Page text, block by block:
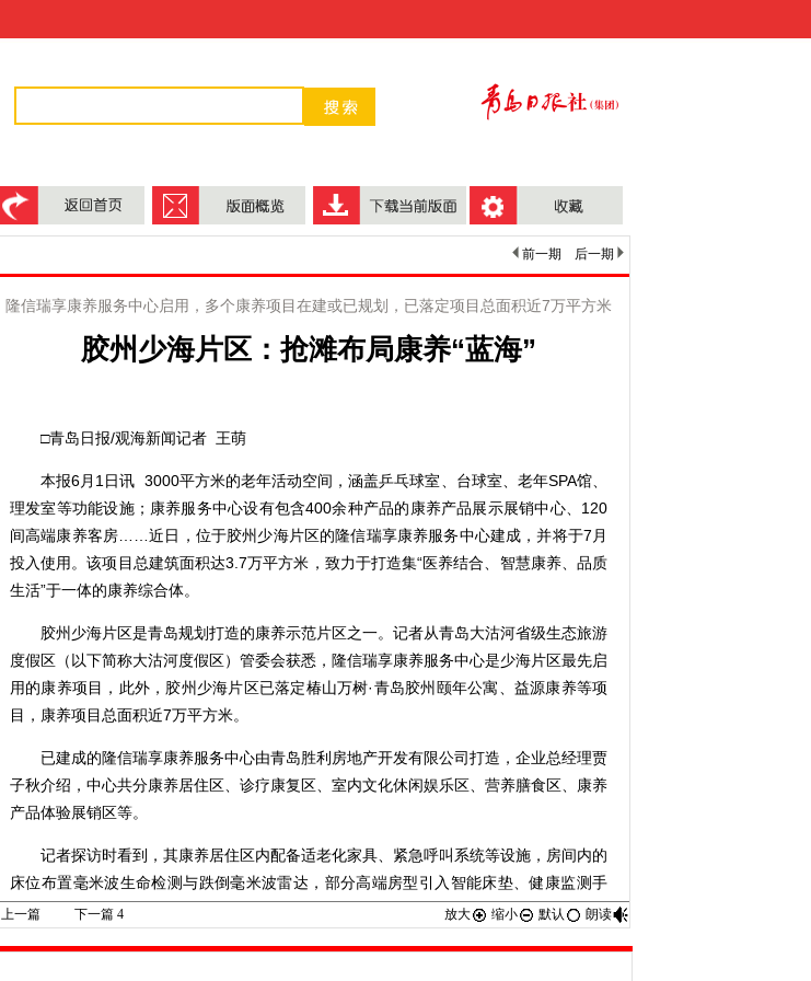
前一期 后一期
隆信瑞享康养服务中心启用，多个康养项目在建或已规划，已落定项目总面积近7万平方米
胶州少海片区：抢滩布局康养“蓝海”
□青岛日报/观海新闻记者 王萌
本报6月1日讯 3000平方米的老年活动空间，涵盖乒乓球室、台球室、老年SPA馆、
理发室等功能设施；康养服务中心设有包含400余种产品的康养产品展示展销中心、120
间高端康养客房……近日，位于胶州少海片区的隆信瑞享康养服务中心建成，并将于7月
投入使用。该项目总建筑面积达3.7万平方米，致力于打造集“医养结合、智慧康养、品质
生活”于一体的康养综合体。
胶州少海片区是青岛规划打造的康养示范片区之一。记者从青岛大沽河省级生态旅游
度假区（以下简称大沽河度假区）管委会获悉，隆信瑞享康养服务中心是少海片区最先启
用的康养项目，此外，胶州少海片区已落定椿山万树·青岛胶州颐年公寓、益源康养等项
目，康养项目总面积近7万平方米。
已建成的隆信瑞享康养服务中心由青岛胜利房地产开发有限公司打造，企业总经理贾
子秋介绍，中心共分康养居住区、诊疗康复区、室内文化休闲娱乐区、营养膳食区、康养
产品体验展销区等。
记者探访时看到，其康养居住区内配备适老化家具、紧急呼叫系统等设施，房间内的
床位布置毫米波生命检测与跌倒毫米波雷达，部分高端房型引入智能床垫、健康监测手
环，实现睡眠质量、心率等数据远程预警。
室内文化休闲娱乐区包括书画室、棋牌室、瑜伽、SPA等多功能活动厅，将定期组织
上一篇 下一篇 4 放大 缩小 默认 朗读